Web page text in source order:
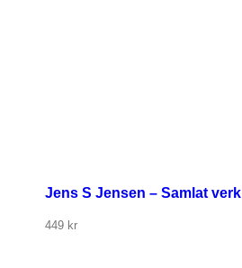
Jens S Jensen – Samlat verk
449 kr